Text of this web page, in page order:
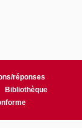
réponses
Bibliothèque